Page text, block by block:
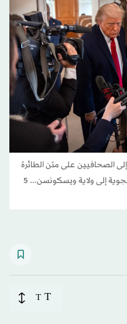
الصحافيين على متن الطائرة
الرئاسية خلال رحلة من قاعدة أندروز الجوية إلى ولاية ويسكونسن... 5
T
T